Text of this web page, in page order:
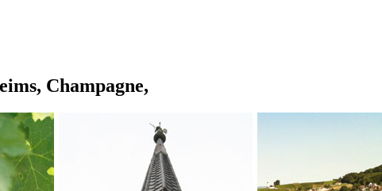
Champagne,